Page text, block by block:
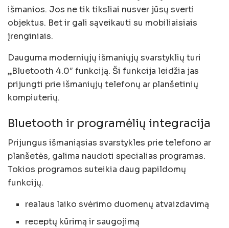
išmanios. Jos ne tik tiksliai nusver jūsų sverti
objektus. Bet ir gali sąveikauti su mobiliaisiais
įrenginiais.
Dauguma moderniųjų išmaniųjų svarstyklių turi
„Bluetooth 4.0″ funkciją. Ši funkcija leidžia jas
prijungti prie išmaniųjų telefonų ar planšetinių
kompiuterių.
Bluetooth ir programėlių integracija
Prijungus išmaniąsias svarstykles prie telefono ar
planšetės, galima naudoti specialias programas.
Tokios programos suteikia daug papildomų
funkcijų.
realaus laiko svėrimo duomenų atvaizdavimą
receptų kūrimą ir saugojimą